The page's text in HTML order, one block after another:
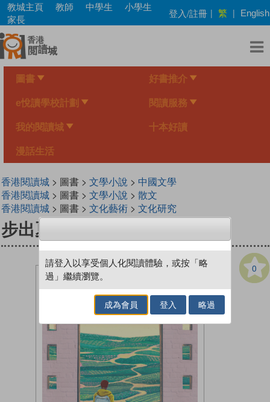
Skip
main
content
教城主頁 教師 中學生
小學生
家長
登入/註冊 | 繁 | English
圖書 好書推介
e悅讀學校計劃 閱讀服務
我的閱讀城 十本好讀
漫話生活
香港閱讀城> 圖書 > 文學小說 > 中國文學
香港閱讀城> 圖書 > 文學小說 > 散文
香港閱讀城> 圖書 > 文化藝術> 文化研究
步出夏門行
0
請登入以享受個人化閱讀體驗，或按「略
過」繼續瀏覽。
成為會員 登入 略過